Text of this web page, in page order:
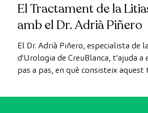
El Tractament de la
amb el Dr. Adrià Piñero
El Dr. Adrià Piñero, especialista de
d'Urologia de CreuBlanca, t'ajuda a
pas a pas, en què consisteix
pacient.